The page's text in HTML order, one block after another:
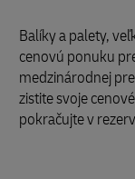
Balíky a palety,
cenovú ponuku
medzinárodnej
zistite svoje
pokračujte v